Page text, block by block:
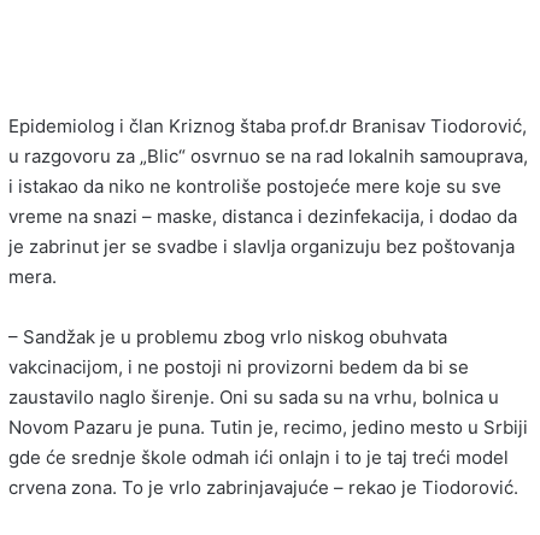
Epidemiolog i član Kriznog štaba prof.dr Branisav Tiodorović,
u razgovoru za „Blic“ osvrnuo se na rad lokalnih samouprava,
i istakao da niko ne kontroliše postojeće mere koje su sve
vreme na snazi – maske, distanca i dezinfekacija, i dodao da
je zabrinut jer se svadbe i slavlja organizuju bez poštovanja
mera.
– Sandžak je u problemu zbog vrlo niskog obuhvata
vakcinacijom, i ne postoji ni provizorni bedem da bi se
zaustavilo naglo širenje. Oni su sada su na vrhu, bolnica u
Novom Pazaru je puna. Tutin je, recimo, jedino mesto u Srbiji
gde će srednje škole odmah ići onlajn i to je taj treći model
crvena zona. To je vrlo zabrinjavajuće – rekao je Tiodorović.